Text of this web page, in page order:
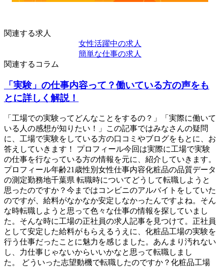
関連する求人
女性活躍中の求人
簡単な仕事の求人
関連するコラム
「実験」の仕事内容って？働いている方の声をも
とに詳しく解説！
「工場での実験ってどんなことをするの？」「実際に働いて
いる人の感想が知りたい！」この記事ではみなさんの疑問
に、工場で実験をしている方の口コミやブログをもとに、お
答えしていきます！ プロフィール今回は実際に工場で実験
の仕事を行なっている方の情報を元に、紹介していきます。
プロフィール年齢21歳性別女性仕事内容化粧品の品質データ
の測定勤務地千葉県 転職時についてどうして転職しようと
思ったのですか？今まではコンビニのアルバイトをしていた
のですが、給料がなかなか安定しなかったんですよね。そん
な時転職しようと思って色々な仕事の情報を探していまし
た。そんな時に工場の正社員の求人記事を見つけて。正社員
として安定した給料がもらえるうえに、化粧品工場の実験を
行う仕事だったことに魅力を感じました。あんまり汚れない
し、力仕事じゃないからいいかなと思って転職しまし
た。 どういった志望動機で転職したのですか？化粧品工場